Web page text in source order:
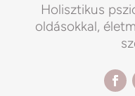
Holisztikus
oldásokkal,